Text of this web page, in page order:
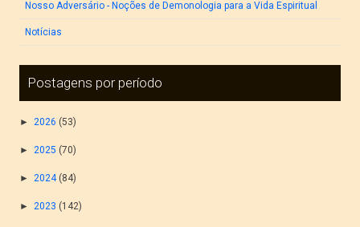
Nosso Adversário - Noções de Demonologia para a Vida Espiritual
Notícias
Postagens por período
► 2026 (53)
► 2025 (70)
► 2024 (84)
► 2023 (142)